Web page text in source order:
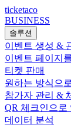
ticketaco
BUSINESS
솔루션
이벤트 생성 &
이벤트 페이지
티켓 판매
원하는 방식으
참가자 관리 &
QR 체크인으로
데이터 분석